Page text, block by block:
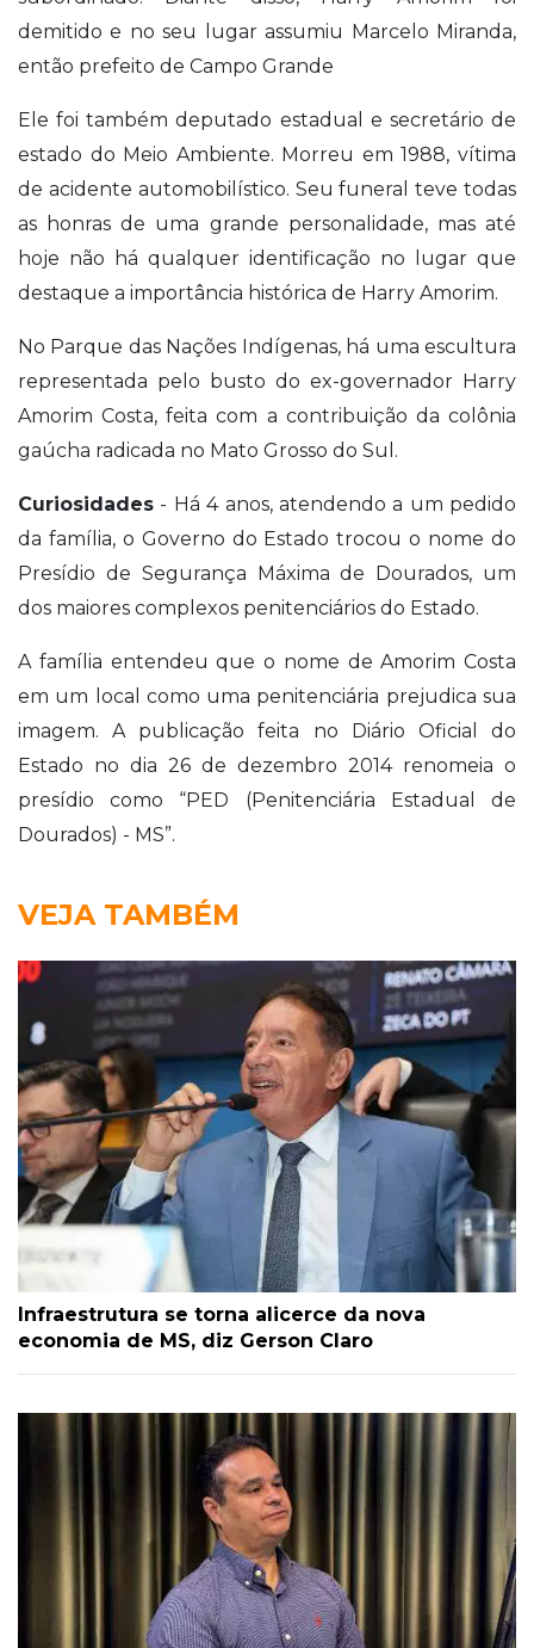
demitido e no seu lugar assumiu Marcelo Miranda,
então prefeito de Campo Grande
Ele foi também deputado estadual e secretário de
estado do Meio Ambiente. Morreu em 1988, vítima
de acidente automobilístico. Seu funeral teve todas
as honras de uma grande personalidade, mas até
hoje não há qualquer identificação no lugar que
destaque a importância histórica de Harry Amorim.
No Parque das Nações Indígenas, há uma escultura
representada pelo busto do ex-governador Harry
Amorim Costa, feita com a contribuição da colônia
gaúcha radicada no Mato Grosso do Sul.
Curiosidades - Há 4 anos, atendendo a um pedido
da família, o Governo do Estado trocou o nome do
Presídio de Segurança Máxima de Dourados, um
dos maiores complexos penitenciários do Estado.
A família entendeu que o nome de Amorim Costa
em um local como uma penitenciária prejudica sua
imagem.A publicação feita no Diário Oficial do
Estado no dia 26 de dezembro 2014 renomeia o
presídio como “PED (Penitenciária Estadual de
Dourados) - MS”.
VEJA TAMBÉM
Infraestrutura se torna alicerce da nova
economia de MS, diz Gerson Claro